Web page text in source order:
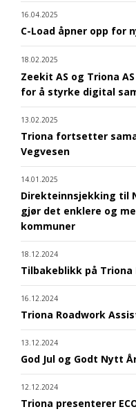
16.04.2025
C-Load åpner opp for
18.02.2025
Zeekit AS og Triona
for å styrke digital
13.02.2025
Triona fortsetter
Vegvesen
14.01.2025
Direkteinnsjekking til
gjør det enklere og
kommuner
18.12.2024
Tilbakeblikk på Triona
16.12.2024
Triona Roadwork
13.12.2024
God Jul og Godt Nytt
12.12.2024
Triona presenterer